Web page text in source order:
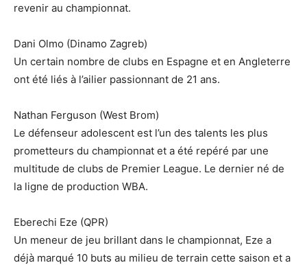
revenir au championnat.
Dani Olmo (Dinamo Zagreb)
Un certain nombre de clubs en Espagne et en Angleterre
ont été liés à l’ailier passionnant de 21 ans.
Nathan Ferguson (West Brom)
Le défenseur adolescent est l’un des talents les plus
prometteurs du championnat et a été repéré par une
multitude de clubs de Premier League. Le dernier né de
la ligne de production WBA.
Eberechi Eze (QPR)
Un meneur de jeu brillant dans le championnat, Eze a
déjà marqué 10 buts au milieu de terrain cette saison et a